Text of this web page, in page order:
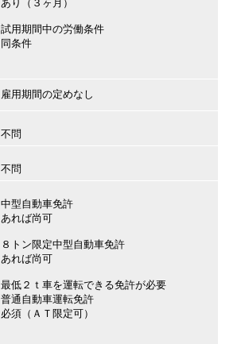
あり（３ヶ月）
試用期間中の労働条件
同条件
雇用期間の定めなし
不問
不問
中型自動車免許
あれば尚可
８トン限定中型自動車免許
あれば尚可
最低２ｔ車を運転できる免許が必要
普通自動車運転免許
必須（ＡＴ限定可）